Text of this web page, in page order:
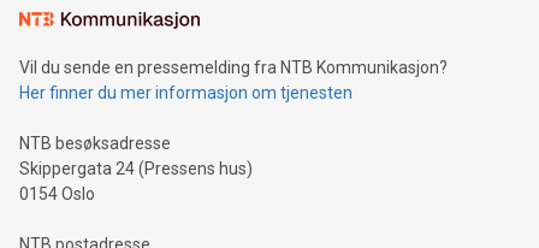
Vil du sende en pressemelding fra NTB Kommunikasjon?
Her finner du mer informasjon om tjenesten
NTB besøksadresse
Skippergata 24 (Pressens hus)
0154 Oslo